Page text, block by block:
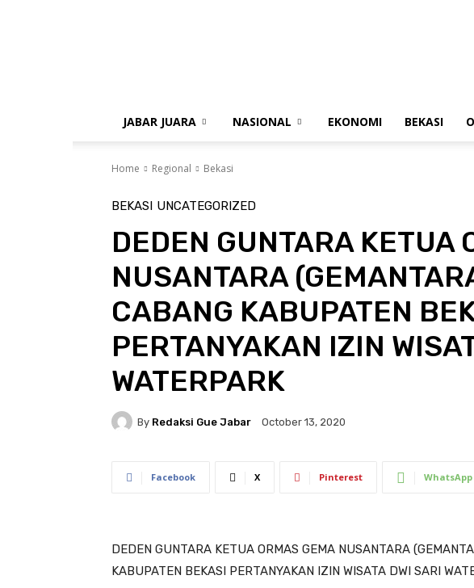
JABAR JUARA NASIONAL EKONOMI BEKASI
Home Regional Bekasi
BEKASI UNCATEGORIZED
DEDEN GUNTARA KETUA
NUSANTARA
CABANG KABUPATEN
PERTANYAKAN IZIN
WATERPARK
By Redaksi Gue Jabar October 13, 2020
Facebook X Pinterest WhatsApp
DEDEN GUNTARA KETUA ORMAS GEMA NUSANTARA
KABUPATEN BEKASI PERTANYAKAN IZIN WISATA DWI SARI